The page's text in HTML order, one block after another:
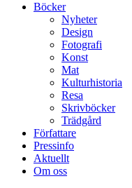
Böcker
Nyheter
Design
Fotografi
Konst
Mat
Kulturhistoria
Resa
Skrivböcker
Trädgård
Författare
Pressinfo
Aktuellt
Om oss